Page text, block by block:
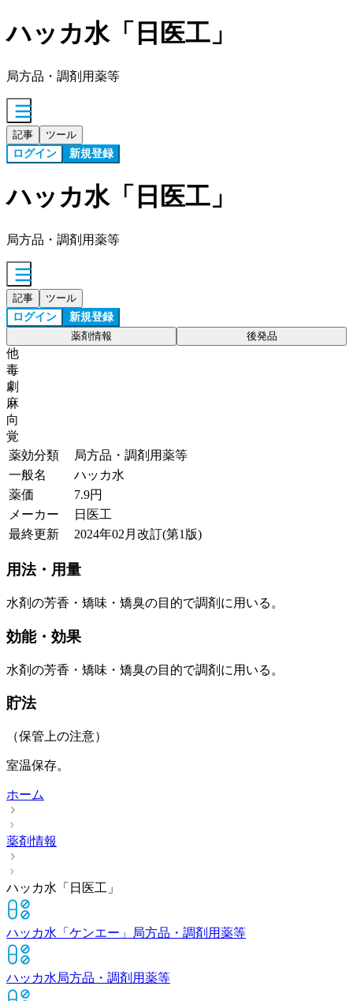
ハッカ水「日医工」
局方品・調剤用薬等
記事 ツール
ログイン 新規登録
ハッカ水「日医工」
局方品・調剤用薬等
記事 ツール
ログイン 新規登録
薬剤情報 後発品
他
毒
劇
麻
向
覚
薬効分類
局方品・調剤用薬等
一般名
ハッカ水
薬価
7.9円
メーカー
日医工
最終更新
2024年02月改訂(第1版)
用法・用量
水剤の芳香・矯味・矯臭の目的で調剤に用いる。
効能・効果
水剤の芳香・矯味・矯臭の目的で調剤に用いる。
貯法
（保管上の注意）
室温保存。
ホーム
薬剤情報
ハッカ水「日医工」
ハッカ水「ケンエー」 局方品・調剤用薬等
ハッカ水局方品・調剤用薬等